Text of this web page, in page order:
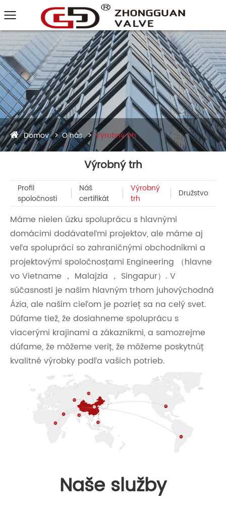
Domov O nás Výrobný trh
Výrobný trh
Profil
spoločnosti
Náš
certifikát
Výrobný
trh
Družstvo
Máme nielen úzku spoluprácu s hlavnými
domácimi dodávateľmi projektov, ale máme aj
veľa spolupráci so zahraničnými obchodníkmi a
projektovými spoločnosťami Engineering （hlavne
vo Vietname ， Malajzia ， Singapur）. V
súčasnosti je naším hlavným trhom juhovýchodná
Ázia, ale naším cieľom je pozrieť sa na celý svet.
Dúfame tiež, že dosiahneme spoluprácu s
viacerými krajinami a zákazníkmi, a samozrejme
dúfame, že môžeme veriť, že môžeme poskytnúť
kvalitné výrobky podľa vašich potrieb.
Naše služby